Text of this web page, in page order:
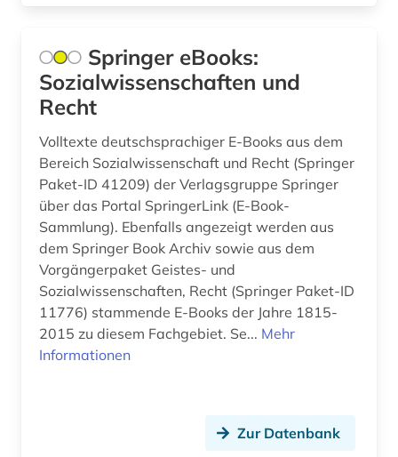
rechtswissenschaften (2)
religion (2)
religionswissenschaft (1)
retrodigitalisat (1)
rezensionen (1)
romanistik (1)
russland (1)
schweiz (1)
Springer eBooks:
Sozialwissenschaften und
Recht
Volltexte deutschsprachiger E-Books aus dem
Bereich Sozialwissenschaft und Recht (Springer
Paket-ID 41209) der Verlagsgruppe Springer
über das Portal SpringerLink (E-Book-
Sammlung). Ebenfalls angezeigt werden aus
dem Springer Book Archiv sowie aus dem
Vorgängerpaket Geistes- und
Sozialwissenschaften, Recht (Springer Paket-ID
11776) stammende E-Books der Jahre 1815-
2015 zu diesem Fachgebiet. Se... Mehr
Informationen
Zur Datenbank